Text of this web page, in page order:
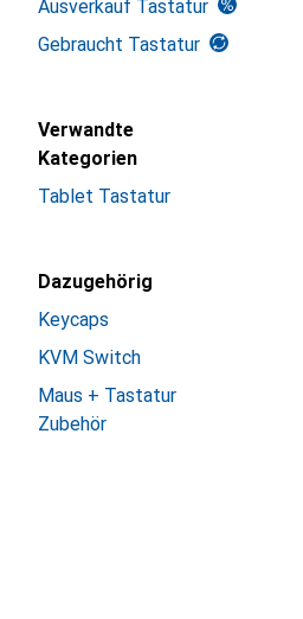
Ausverkauf Tastatur
Gebraucht Tastatur
Verwandte
Kategorien
Tablet Tastatur
Dazugehörig
Keycaps
KVM Switch
Maus + Tastatur
Zubehör